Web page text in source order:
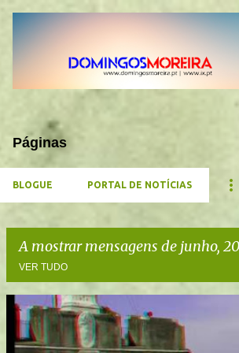
Avançar para o conteúdo
Páginas
BLOGUE PORTAL DE NOTÍCIAS
A mostrar mensagens de junho,
VER TUDO